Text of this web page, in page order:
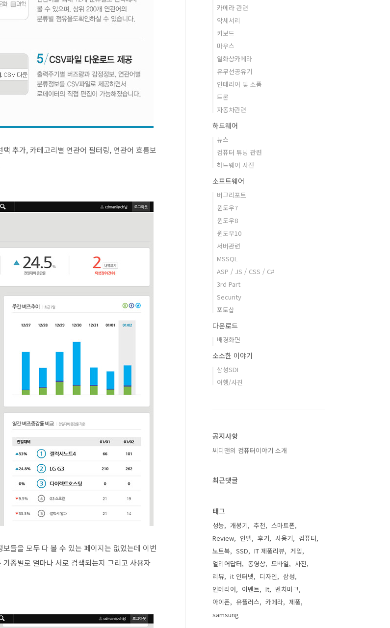
추가, 카테고리별 연관어 필터링, 연관어 흐름보
들을 모두 다 볼 수 있는 페이지는 없었는데 이번
종별로 얼마나 서로 검색되는지 그리고 사용자
카메라 관련
악세서리
키보드
마우스
열화상카메라
유무선공유기
인테리어 및 소품
드론
자동차관련
하드웨어
뉴스
컴퓨터 튜닝 관련
하드웨어 사전
소프트웨어
버그리포트
윈도우7
윈도우8
윈도우10
서버관련
MSSQL
ASP / JS / CSS / C#
3rd Part
Security
포토샵
다운로드
배경화면
소소한 이야기
삼성SDI
여행/사진
공지사항
씨디맨의 컴퓨터이야기 소개
최근댓글
태그
성능 개봉기 추천
스마트폰
Review
인텔 후기 사용기
컴퓨터
노트북
SSD IT 제품리뷰
게임
얼리어답터
동영상 모바일
사진
리뷰
it 인터넷 디자인
삼성
인테리어
이벤트 It
벤치마크
아이폰
유플러스 카메라
제품
samsung